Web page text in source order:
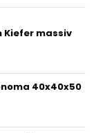
Kiefer massiv
40x40x50